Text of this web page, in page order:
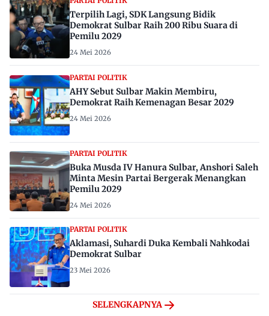
Terpilih Lagi, SDK Langsung Bidik
Demokrat Sulbar Raih 200 Ribu Suara di
Pemilu 2029
24 Mei 2026
PARTAI POLITIK
AHY Sebut Sulbar Makin Membiru,
Demokrat Raih Kemenagan Besar 2029
24 Mei 2026
PARTAI POLITIK
Buka Musda IV Hanura Sulbar, Anshori Saleh
Minta Mesin Partai Bergerak Menangkan
Pemilu 2029
24 Mei 2026
PARTAI POLITIK
Aklamasi, Suhardi Duka Kembali Nahkodai
Demokrat Sulbar
23 Mei 2026
SELENGKAPNYA